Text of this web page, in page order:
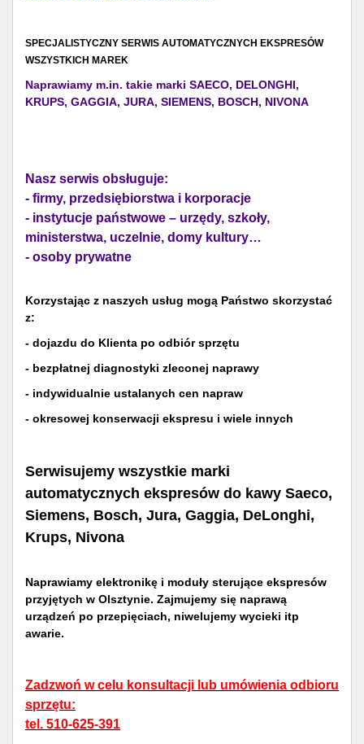
SPECJALISTYCZNY SERWIS AUTOMATYCZNYCH EKSPRESÓW
WSZYSTKICH MAREK
Naprawiamy m.in. takie marki SAECO, DELONGHI,
KRUPS, GAGGIA, JURA, SIEMENS, BOSCH, NIVONA
Nasz serwis obsługuje:
- firmy, przedsiębiorstwa i korporacje
- instytucje państwowe – urzędy, szkoły,
ministerstwa, uczelnie, domy kultury…
- osoby prywatne
Korzystając z naszych usług mogą Państwo skorzystać
z:
- dojazdu do Klienta po odbiór sprzętu
- bezpłatnej diagnostyki zleconej naprawy
- indywidualnie ustalanych cen napraw
- okresowej konserwacji ekspresu i wiele innych
Serwisujemy wszystkie marki
automatycznych ekspresów do kawy Saeco,
Siemens, Bosch, Jura, Gaggia, DeLonghi,
Krups, Nivona
Naprawiamy elektronikę i moduły sterujące ekspresów
przyjętych w Olsztynie. Zajmujemy się naprawą
urządzeń po przepięciach, niwelujemy wycieki itp
awarie.
Zadzwoń w celu konsultacji lub umówienia odbioru
sprzętu:
tel. 510-625-391